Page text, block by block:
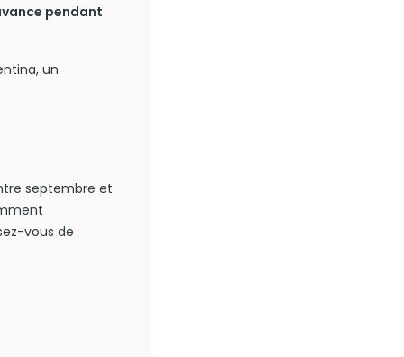
pendant
un
septembre et
vous de